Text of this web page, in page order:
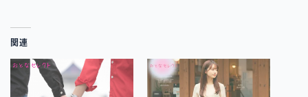
関連